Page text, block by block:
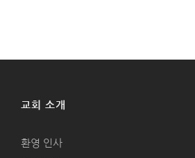
교회 소개
환영 인사